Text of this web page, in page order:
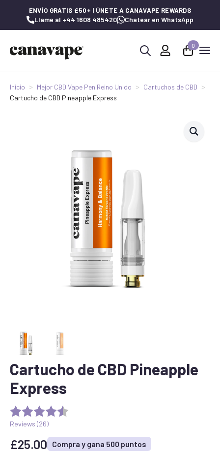
ENVÍO GRATIS £50+ | ÚNETE A CANAVAPE REWARDS
Llame al +44 1608 485420 Chatear en WhatsApp
0
Inicio Mejor CBD Vape Pen Reino Unido
Cartuchos de CBD
Cartucho de CBD Pineapple Express
Cartucho de CBD Pineapple
Express
Reviews (26)
£25.00 Compra y gana 500 puntos